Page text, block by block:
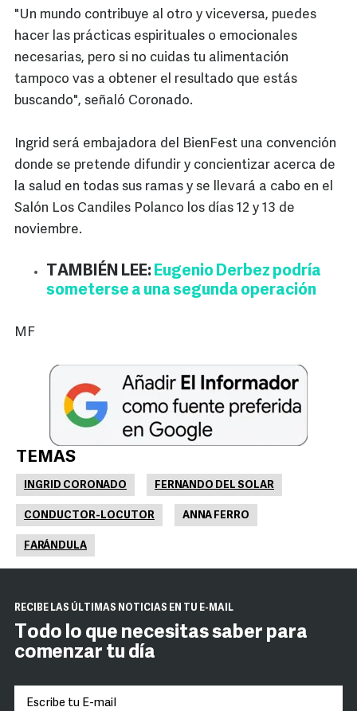
"Un mundo contribuye al otro y viceversa, puedes
hacer las prácticas espirituales o emocionales
necesarias, pero si no cuidas tu alimentación
tampoco vas a obtener el resultado que estás
buscando", señaló Coronado.
Ingrid será embajadora del BienFest una convención
donde se pretende difundir y concientizar acerca de
la salud en todas sus ramas y se llevará a cabo en el
Salón Los Candiles Polanco los días 12 y 13 de
noviembre.
TAMBIÉN LEE: Eugenio Derbez podría
someterse a una segunda operación
MF
TEMAS
INGRID CORONADO FERNANDO DEL SOLAR
CONDUCTOR-LOCUTOR ANNA FERRO
FARÁNDULA
RECIBE LAS ÚLTIMAS NOTICIAS EN TU E-MAIL
Todo lo que necesitas saber para
comenzar tu día